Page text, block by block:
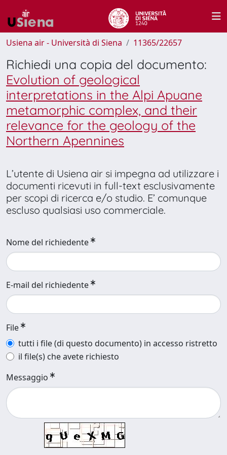
Usiena air - Università di Siena 11365/22657
Richiedi una copia del documento:
Evolution of geological
interpretations in the Alpi Apuane
metamorphic complex, and their
relevance for the geology of the
Northern Apennines
L’utente di Usiena air si impegna ad utilizzare i
documenti ricevuti in full-text esclusivamente
per scopi di ricerca e/o studio. E’ comunque
escluso qualsiasi uso commerciale.
Nome del richiedente
E-mail del richiedente
File
tutti i file (di questo documento) in accesso ristretto
il file(s) che avete richiesto
Messaggio